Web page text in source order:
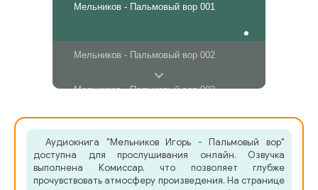
Мельников - Пальмовый вор 001
Мельников - Пальмовый вор 002
Мельников - Пальмовый вор 003
Аудиокнига "Мельников Игорь - Пальмовый вор"
доступна для прослушивания онлайн. Озвучка
выполнена Комиссар, что позволяет глубже
прочувствовать атмосферу произведения. На странице